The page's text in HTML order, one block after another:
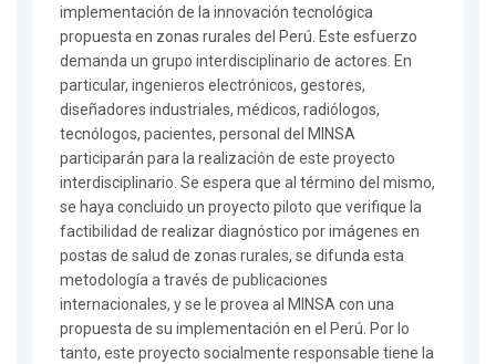
implementación de la innovación tecnológica
propuesta en zonas rurales del Perú. Este esfuerzo
demanda un grupo interdisciplinario de actores. En
particular, ingenieros electrónicos, gestores,
diseñadores industriales, médicos, radiólogos,
tecnólogos, pacientes, personal del MINSA
participarán para la realización de este proyecto
interdisciplinario. Se espera que al término del mismo,
se haya concluido un proyecto piloto que verifique la
factibilidad de realizar diagnóstico por imágenes en
postas de salud de zonas rurales, se difunda esta
metodología a través de publicaciones
internacionales, y se le provea al MINSA con una
propuesta de su implementación en el Perú. Por lo
tanto, este proyecto socialmente responsable tiene la